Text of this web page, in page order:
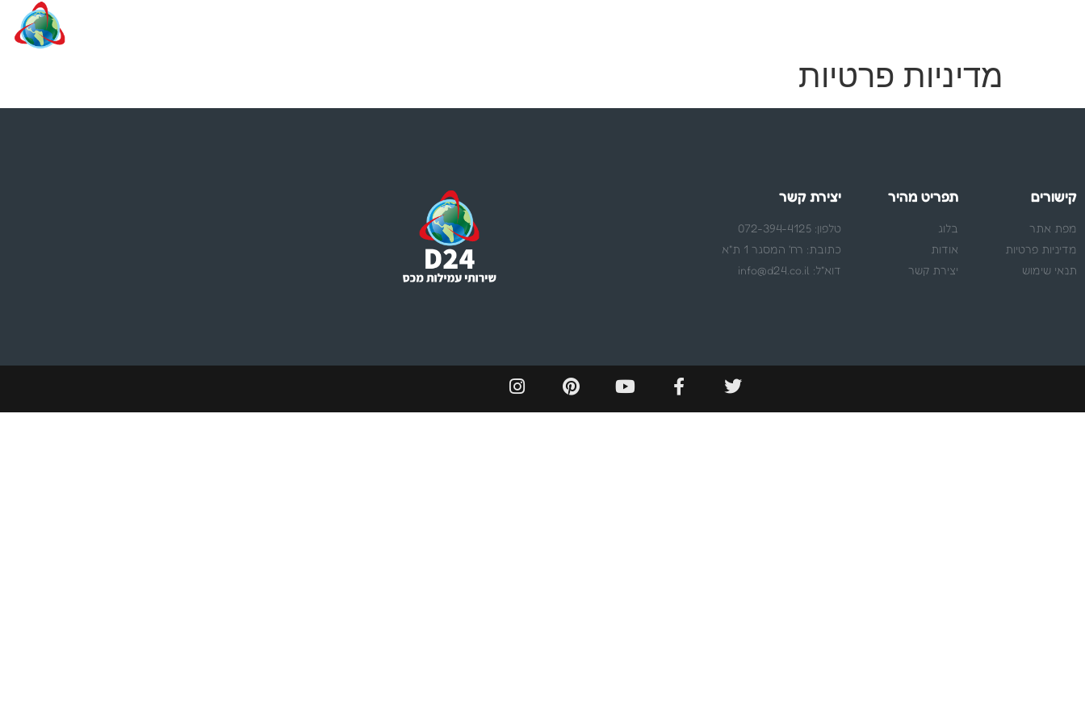
מדיניות פרטיות
קישורים
מפת אתר
מדיניות פרטיות
תנאי שימוש
תפריט מהיר
בלוג
אודות
יצירת קשר
יצירת קשר
טלפון: 072-394-4125
כתובת: רח' המסגר 1 ת"א
דוא"ל: info@d24.co.il